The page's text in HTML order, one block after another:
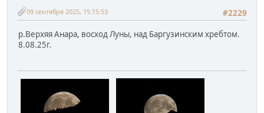
#2229
09 сентября 2025, 15:15:53
р.Верхяя Анара, восход Луны, над Баргузинским хребтом.
8.08.25г.